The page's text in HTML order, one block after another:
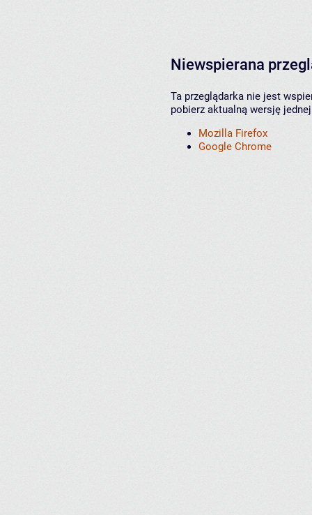
Niewspierana
Ta przeglądarka nie jest
pobierz aktualną wersję
Mozilla Firefox
Google Chrome